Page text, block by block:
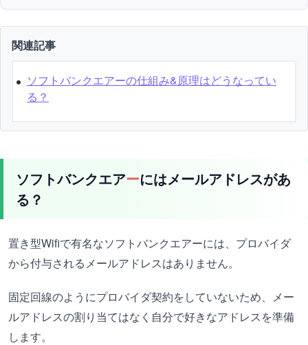
関連記事
ソフトバンクエアーの仕組み&原理はどうなってい
る？
ソフトバンクエアーにはメールアドレスがあ
る？
置き型Wifiで有名なソフトバンクエアーには、プロバイダ
から付与されるメールアドレスはありません。
固定回線のようにプロバイダ契約をしていないため、メー
ルアドレスの割り当てはなく自分で好きなアドレスを準備
します。